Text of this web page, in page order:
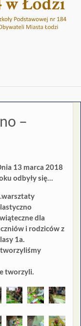
–
13 marca 2018
odbyły się…
dla
i rodziców z
1a.
tworzyli.